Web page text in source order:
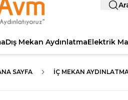
Dış Mekan AydınlatmaElektrik
SAYFA İÇ MEKAN